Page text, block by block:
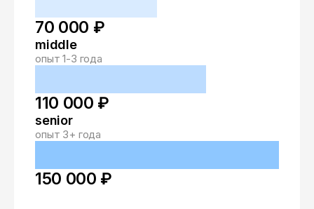
70 000 ₽
middle
опыт 1-3 года
110 000 ₽
senior
опыт 3+ года
150 000 ₽